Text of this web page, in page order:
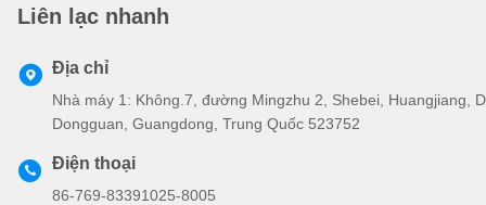
Liên lạc nhanh
Địa chỉ
Nhà máy 1: Không.7, đường Mingzhu 2, Shebei, Huangjiang,
Dongguan, Guangdong, Trung Quốc 523752
Điện thoại
86-769-83391025-8005